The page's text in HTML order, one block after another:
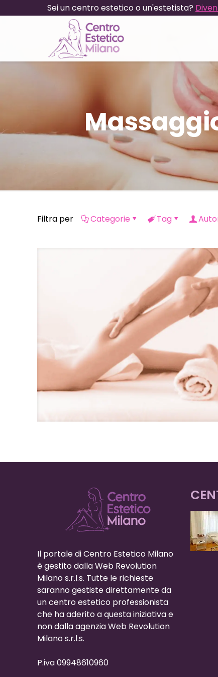
Sei un centro estetico o un'estetista?
Filtra per Categorie Tag
Il portale di Centro Estetico Milano
è gestito dalla Web Revolution
Milano s.r.l.s. Tutte le richieste
saranno gestiste direttamente da
un centro estetico professionista
che ha aderito a questa iniziativa e
non dalla agenzia Web Revolution
Milano s.r.l.s.
P.iva 09948610960